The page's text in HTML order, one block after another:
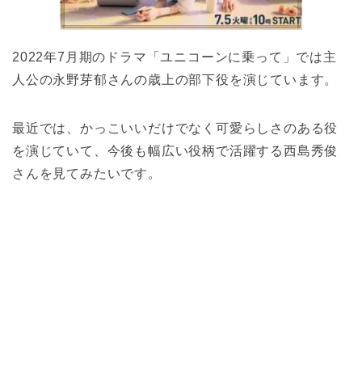
2022年7月期のドラマ「ユニコーンに乗って」では主
人公の永野芽郁さんの歳上の部下役を演じています。
最近では、かっこいいだけでなく可愛らしさのある役
を演じていて、今後も幅広い役柄で活躍する西島秀俊
さんを見てみたいです。